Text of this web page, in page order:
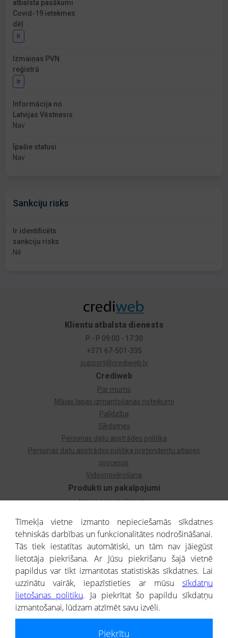
atbalsta pasākumi
Covid-19 ietekmes
dēļ
Ir
Izmaiņas PVN
reģistrā
Ir
Informācija no
Latvijas Vēstnesis
Nav
Īpašie statusi
Nav
Sankciju risks
Ir identificēts
sankciju risks
Nē
Produkti un pakalpojumi
Izziņa par uzņēmumu
Dzimtas koks
Uzņēmumu atlase
Monitorings
Kredītizziņa par ārvalstu uzņēmumiem
Crediweb
Par mums
Mājas lapas izmantošanas noteikumi
Palīdzība
Sīkdatnes
Personas datu apstrādes politika
Personas datu apstrādes politika pretendentu atlases
procesos
Videonovērošana
Klientu atbalsta dienests
P - P 09:00 - 17:30
+371 67-501-335
support@crediweb.lv
® CREDITREFORM Latvija
SIA
Tīmekļa vietne izmanto nepieciešamās sīkdatnes
tehniskās darbības un funkcionalitātes nodrošināšanai.
Tās tiek iestatītas automātiski, un tām nav jāiegūst
lietotāja piekrišana. Ar Jūsu piekrišanu šajā vietnē
papildus var tikt izmantotas statistiskās sīkdatnes. Lai
uzzinātu vairāk, iepazīstieties ar mūsu sīkdatņu
lietošanas politiku. Ja piekrītat šo papildu sīkdatņu
izmantošanai, lūdzam atzīmēt savu izvēli.
Piekrītu